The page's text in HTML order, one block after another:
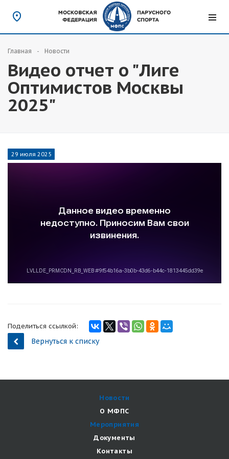
Главная Новости
Видео отчет о "Лиге
Оптимистов Москвы
2025"
29 июля 2025
Поделиться ссылкой:
Вернуться к списку
Новости
О МФПС
Мероприятия
Документы
Контакты